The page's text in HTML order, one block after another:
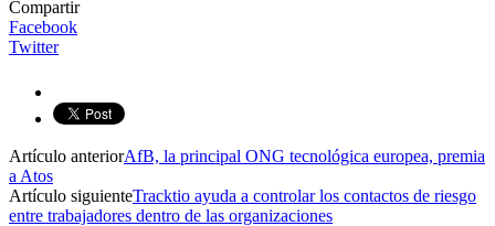
Compartir
Facebook
Twitter
Artículo anteriorAfB, la principal ONG tecnológica europea, premia
a Atos
Artículo siguienteTracktio ayuda a controlar los contactos de riesgo
entre trabajadores dentro de las organizaciones